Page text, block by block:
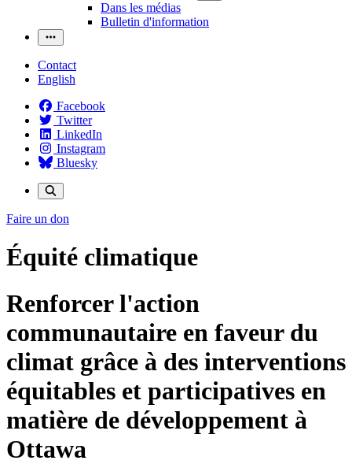
Dans les médias
Bulletin d'information
Contact
English
Facebook
Twitter
LinkedIn
Instagram
Bluesky
Faire un don
Équité climatique
Renforcer l'action
communautaire en faveur du
climat grâce à des interventions
équitables et participatives en
matière de développement à
Ottawa